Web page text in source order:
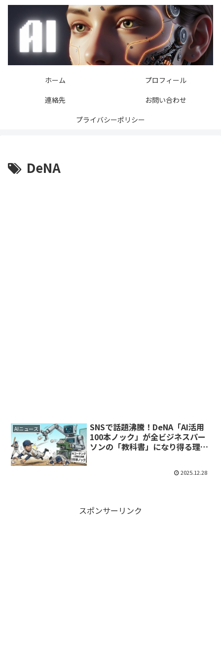
ホーム
プロフィール
連絡先
お問い合わせ
プライバシーポリシー
DeNA
AIニュース
SNSで話題沸騰！DeNA「AI活用
100本ノック」が全ビジネスパー
ソンの「教科書」になり得る理由
2025.12.28
スポンサーリンク